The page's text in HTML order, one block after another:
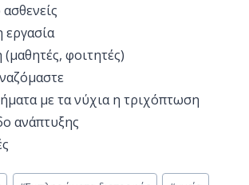
εργασία
(μαθητές, φοιτητές)
με τα νύχια η τριχόπτωση
ανάπτυξης